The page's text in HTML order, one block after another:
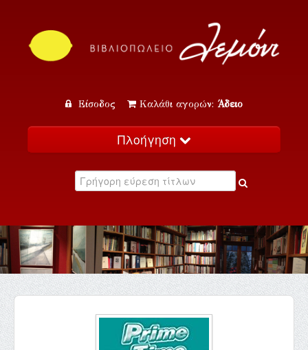
Είσοδος Καλάθι αγορών: Άδειο
Πλοήγηση
Κατάλογος
Εκδηλώσεις
Επικοινωνία